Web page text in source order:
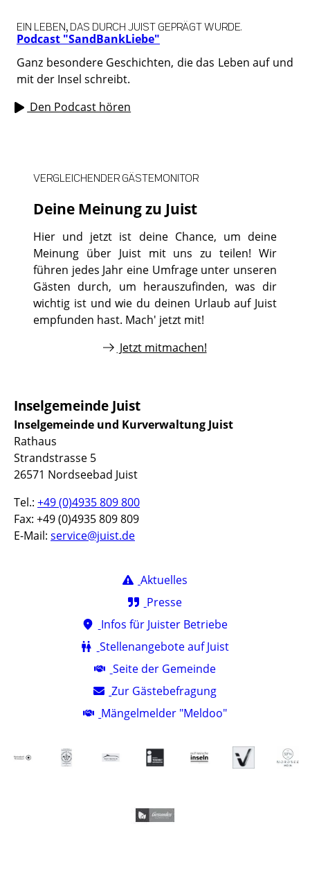
Podcast "SandBankLiebe"
EIN LEBEN, DAS DURCH JUIST GEPRÄGT WURDE.
Ganz besondere Geschichten, die das Leben auf und
mit der Insel schreibt.
Den Podcast hören
Deine Meinung zu Juist
VERGLEICHENDER GÄSTEMONITOR
Hier und jetzt ist deine Chance, um deine
Meinung über Juist mit uns zu teilen! Wir
führen jedes Jahr eine Umfrage unter unseren
Gästen durch, um herauszufinden, was dir
wichtig ist und wie du deinen Urlaub auf Juist
empfunden hast. Mach' jetzt mit!
Jetzt mitmachen!
Inselgemeinde Juist
Inselgemeinde und Kurverwaltung Juist
Rathaus
Strandstrasse 5
26571 Nordseebad Juist
Tel.: +49 (0)4935 809 800
Fax: +49 (0)4935 809 809
E-Mail: service@juist.de
Aktuelles
Presse
Infos für Juister Betriebe
Stellenangebote auf Juist
Seite der Gemeinde
Zur Gästebefragung
Mängelmelder "Meldoo"